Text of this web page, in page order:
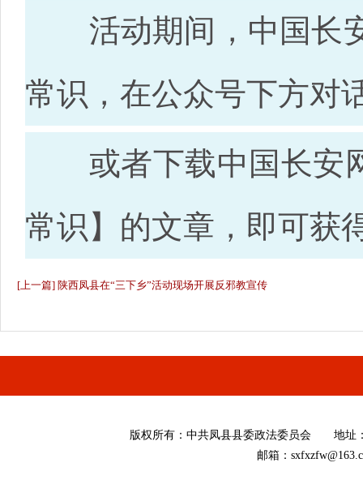
活动期间，中国长安
常识，在公众号下方对
或者下载中国长安网
常识】的文章，即可获
[上一篇] 陕西凤县在“三下乡”活动现场开展反邪教宣传
版权所有： 中共凤县县委政法委员会 地址
邮箱：